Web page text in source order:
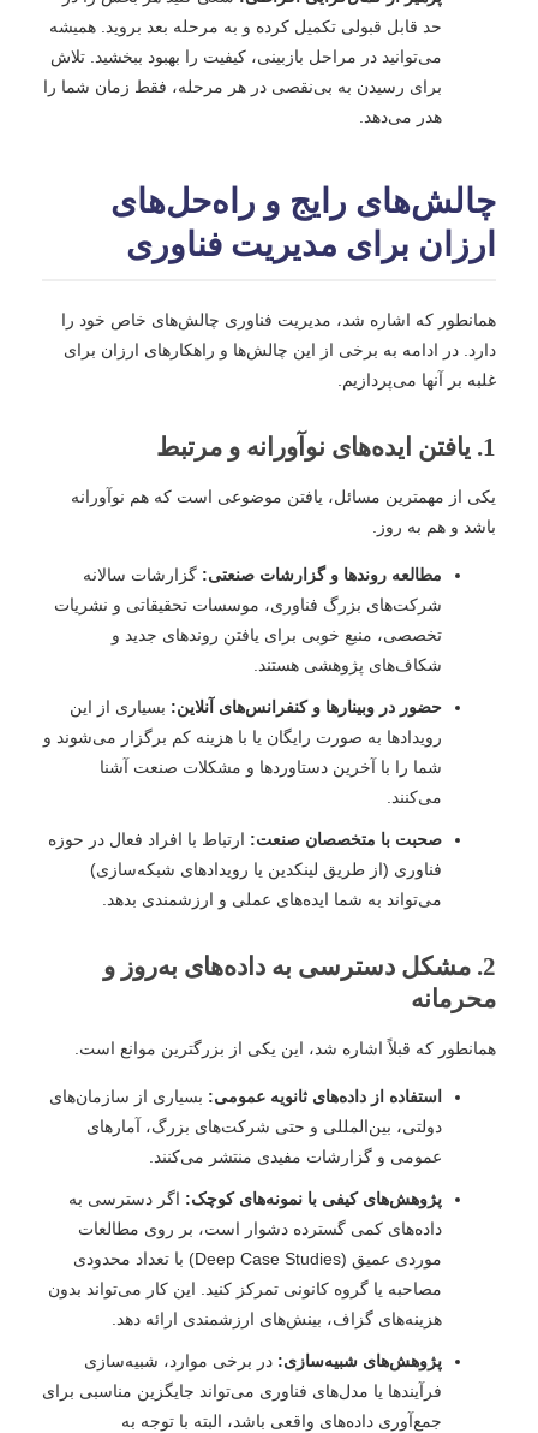
حد قابل قبولی تکمیل کرده و به مرحله بعد بروید. همیشه
می‌توانید در مراحل بازبینی، کیفیت را بهبود ببخشید. تلاش
برای رسیدن به بی‌نقصی در هر مرحله، فقط زمان شما را
هدر می‌دهد.
چالش‌های رایج و راه‌حل‌های
ارزان برای مدیریت فناوری
همانطور که اشاره شد، مدیریت فناوری چالش‌های خاص خود را
دارد. در ادامه به برخی از این چالش‌ها و راهکارهای ارزان برای
غلبه بر آنها می‌پردازیم.
1. یافتن ایده‌های نوآورانه و مرتبط
یکی از مهمترین مسائل، یافتن موضوعی است که هم نوآورانه
باشد و هم به روز.
مطالعه روندها و گزارشات صنعتی: گزارشات سالانه
شرکت‌های بزرگ فناوری، موسسات تحقیقاتی و نشریات
تخصصی، منبع خوبی برای یافتن روندهای جدید و
شکاف‌های پژوهشی هستند.
حضور در وبینارها و کنفرانس‌های آنلاین: بسیاری از این
رویدادها به صورت رایگان یا با هزینه کم برگزار می‌شوند و
شما را با آخرین دستاوردها و مشکلات صنعت آشنا
می‌کنند.
صحبت با متخصصان صنعت: ارتباط با افراد فعال در حوزه
فناوری (از طریق لینکدین یا رویدادهای شبکه‌سازی)
می‌تواند به شما ایده‌های عملی و ارزشمندی بدهد.
2. مشکل دسترسی به داده‌های به‌روز و
محرمانه
همانطور که قبلاً اشاره شد، این یکی از بزرگترین موانع است.
استفاده از داده‌های ثانویه عمومی: بسیاری از سازمان‌های
دولتی، بین‌المللی و حتی شرکت‌های بزرگ، آمارهای
عمومی و گزارشات مفیدی منتشر می‌کنند.
پژوهش‌های کیفی با نمونه‌های کوچک: اگر دسترسی به
داده‌های کمی گسترده دشوار است، بر روی مطالعات
موردی عمیق (Deep Case Studies) با تعداد محدودی
مصاحبه یا گروه کانونی تمرکز کنید. این کار می‌تواند بدون
هزینه‌های گزاف، بینش‌های ارزشمندی ارائه دهد.
پژوهش‌های شبیه‌سازی: در برخی موارد، شبیه‌سازی
فرآیندها یا مدل‌های فناوری می‌تواند جایگزین مناسبی برای
جمع‌آوری داده‌های واقعی باشد، البته با توجه به